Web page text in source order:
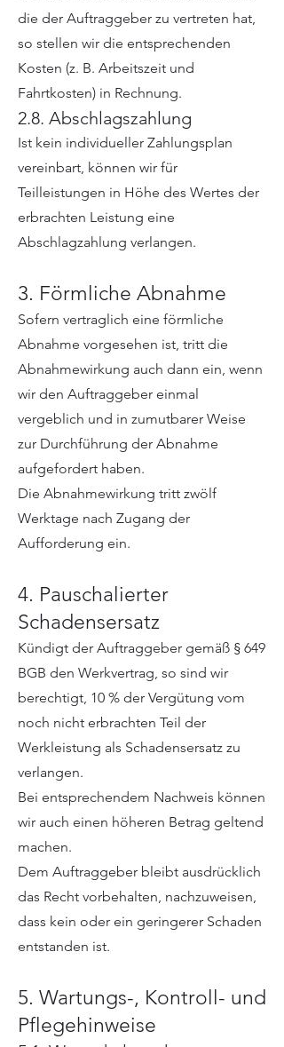
die der Auftraggeber zu vertreten hat,
so stellen wir die entsprechenden
Kosten (z. B. Arbeitszeit und
Fahrtkosten) in Rechnung.
2.8. Abschlagszahlung
Ist kein individueller Zahlungsplan
vereinbart, können wir für
Teilleistungen in Höhe des Wertes der
erbrachten Leistung eine
Abschlagzahlung verlangen.
3. Förmliche Abnahme
Sofern vertraglich eine förmliche
Abnahme vorgesehen ist, tritt die
Abnahmewirkung auch dann ein, wenn
wir den Auftraggeber einmal
vergeblich und in zumutbarer Weise
zur Durchführung der Abnahme
aufgefordert haben.
Die Abnahmewirkung tritt zwölf
Werktage nach Zugang der
Aufforderung ein.
4. Pauschalierter
Schadensersatz
Kündigt der Auftraggeber gemäß § 649
BGB den Werkvertrag, so sind wir
berechtigt, 10 % der Vergütung vom
noch nicht erbrachten Teil der
Werkleistung als Schadensersatz zu
verlangen.
Bei entsprechendem Nachweis können
wir auch einen höheren Betrag geltend
machen.
Dem Auftraggeber bleibt ausdrücklich
das Recht vorbehalten, nachzuweisen,
dass kein oder ein geringerer Schaden
entstanden ist.
5. Wartungs-, Kontroll- und
Pflegehinweise